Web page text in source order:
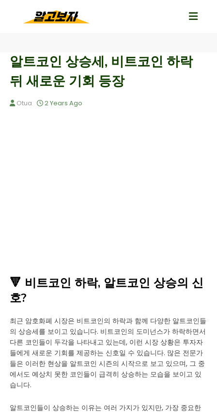
알트코인 상승세, 비트코인 하락
뒤 새로운 기회 등장
Otua 2 Years Ago
🔻 비트코인 하락, 알트코인 상승의 신
호?
최근 암호화폐 시장은 비트코인의 하락과 함께 다양한 알트코인들
의 상승세를 보이고 있습니다. 비트코인의 도미넌스가 하락하면서
다른 코인들이 두각을 나타내고 있는데, 이런 시장 상황은 투자자
들에게 새로운 기회를 제공하는 신호일 수 있습니다. 많은 전문가
들은 이러한 현상을 알트코인 시즌의 시작으로 보고 있으며, 그 중
에서도 예상치 못한 코인들이 급격히 상승하는 모습을 보이고 있
습니다.
알트코인들이 상승하는 이유는 여러 가지가 있지만, 가장 중요한